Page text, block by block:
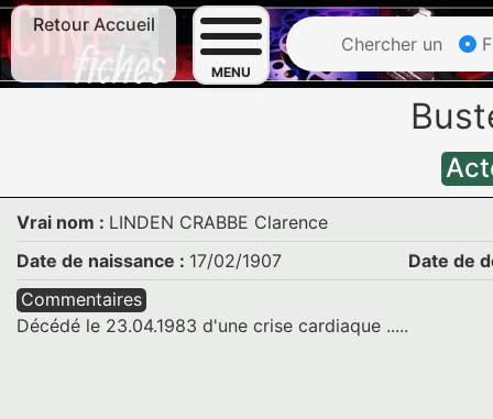
Retour Accueil
MENU
Chercher un
Vrai nom : LINDEN CRABBE Clarence
Date de naissance : 17/02/1907
Date de
Commentaires
Décédé le 23.04.1983 d'une crise cardiaque .....